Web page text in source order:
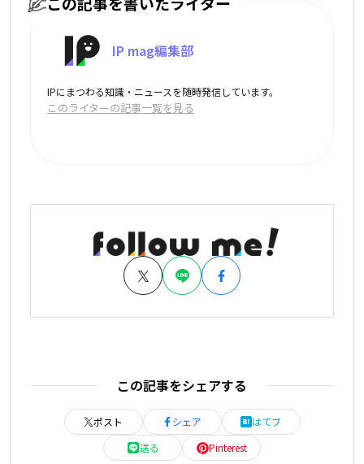
IP mag編集部
IPにまつわる知識・ニュースを随時発信しています。
このライターの記事一覧を見る
この記事をシェアする
ポスト シェア
はてブ
送る
Pinterest